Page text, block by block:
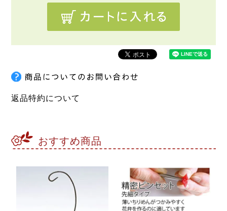
返品特約について
おすすめ商品